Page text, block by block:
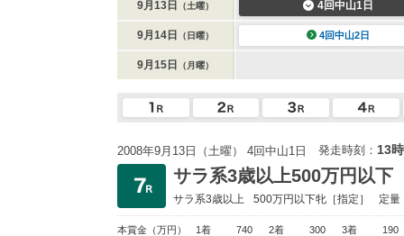
9月13日 （土曜） 4回中山1日
9月14日 （日曜） 4回中山2日
9月15日 （月曜）
2008年9月13日（土曜） 4回中山1日 発走時刻： 13
サラ系3歳以上500万円以下
サラ系3歳以上 500万円以下牝［指定］ 定量
本賞金 （万円） 1着 740 2着 300 3着 190